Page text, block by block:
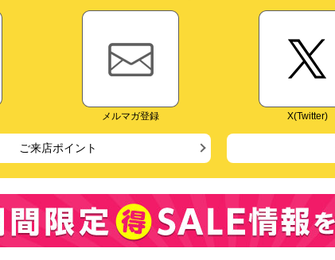
メルマガ登録 X(Twitter)
ご来店ポイント